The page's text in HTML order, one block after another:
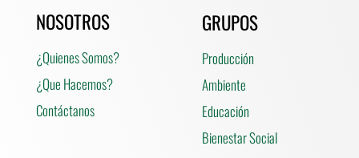
NOSOTROS
¿Quienes Somos?
¿Que Hacemos?
Contáctanos
GRUPOS
Producción
Ambiente
Educación
Bienestar Social